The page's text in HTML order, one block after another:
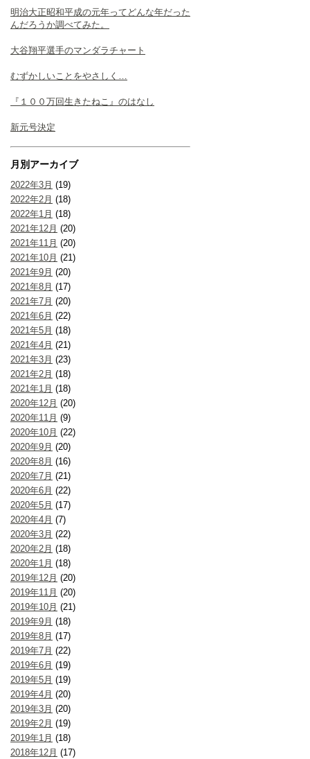
明治大正昭和平成の元年ってどんな年だった
んだろうか調べてみた。
大谷翔平選手のマンダラチャート
むずかしいことをやさしく…
『１００万回生きたねこ』のはなし
新元号決定
月別アーカイブ
2022年3月 (19)
2022年2月 (18)
2022年1月 (18)
2021年12月 (20)
2021年11月 (20)
2021年10月 (21)
2021年9月 (20)
2021年8月 (17)
2021年7月 (20)
2021年6月 (22)
2021年5月 (18)
2021年4月 (21)
2021年3月 (23)
2021年2月 (18)
2021年1月 (18)
2020年12月 (20)
2020年11月 (9)
2020年10月 (22)
2020年9月 (20)
2020年8月 (16)
2020年7月 (21)
2020年6月 (22)
2020年5月 (17)
2020年4月 (7)
2020年3月 (22)
2020年2月 (18)
2020年1月 (18)
2019年12月 (20)
2019年11月 (20)
2019年10月 (21)
2019年9月 (18)
2019年8月 (17)
2019年7月 (22)
2019年6月 (19)
2019年5月 (19)
2019年4月 (20)
2019年3月 (20)
2019年2月 (19)
2019年1月 (18)
2018年12月 (17)